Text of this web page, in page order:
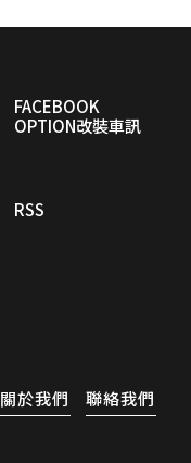
FACEBOOK
OPTION改裝車訊
RSS
關於我們 聯絡我們